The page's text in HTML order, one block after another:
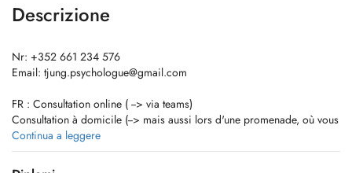
Descrizione
Nr: +352 661 234 576
Email: tjung.psychologue@gmail.com
FR : Consultation online ( --> via teams)
Consultation à domicile (--> mais aussi lors d'une promenade, où vous
souhaitez etc.)
Lux : Online Konsultatiounen ( --> via Teams )
Konsultatiounen à domicile (--> awer och wärend engem
Continua a leggere